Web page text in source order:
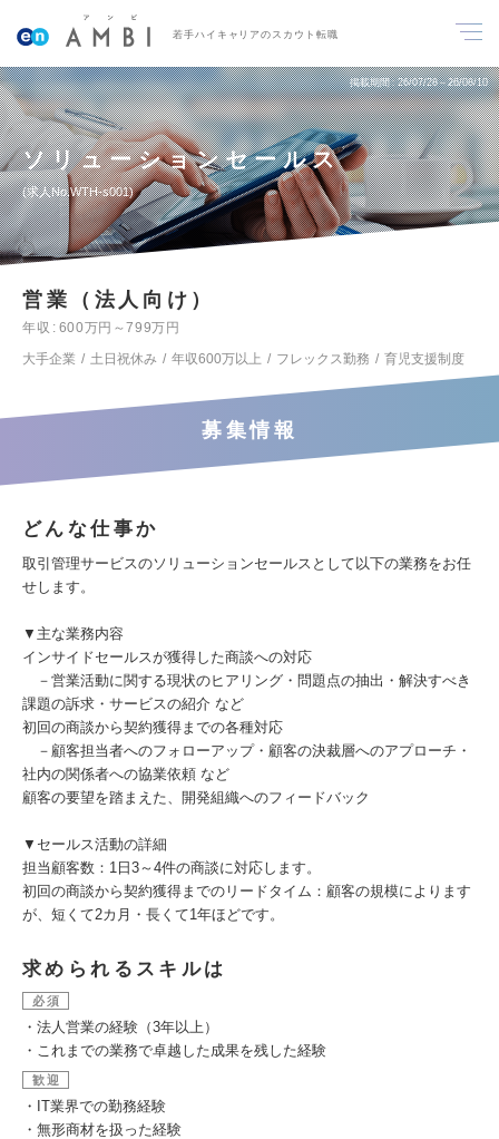
若手ハイキャリアのスカウト転職
掲載期間 26/07/28～26/08/10
ソリューションセールス
求人No.WTH-s001
営業（法人向け）
年収
600万円～799万円
大手企業
土日祝休み 年収600万以上 フレックス勤務 育児支援制度
募集情報
どんな仕事か
取引管理サービスのソリューションセールスとして以下の業務をお任
せします。
▼主な業務内容
インサイドセールスが獲得した商談への対応
－営業活動に関する現状のヒアリング・問題点の抽出・解決すべき
課題の訴求・サービスの紹介 など
初回の商談から契約獲得までの各種対応
－顧客担当者へのフォローアップ・顧客の決裁層へのアプローチ・
社内の関係者への協業依頼 など
顧客の要望を踏まえた、開発組織へのフィードバック
▼セールス活動の詳細
担当顧客数：1日3～4件の商談に対応します。
初回の商談から契約獲得までのリードタイム：顧客の規模によります
が、短くて2カ月・長くて1年ほどです。
求められるスキルは
必須
・法人営業の経験（3年以上）
・これまでの業務で卓越した成果を残した経験
歓迎
・IT業界での勤務経験
・無形商材を扱った経験